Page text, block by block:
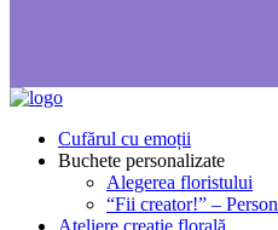
Cufărul cu emoții
Buchete personalizate
Alegerea floristului
“Fii creator!” –